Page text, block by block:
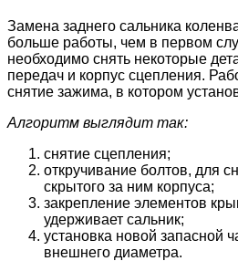
Замена заднего сальника
больше работы, чем в первом
необходимо снять некоторые
передач и корпус сцепления.
снятие зажима, в котором
Алгоритм выглядит так:
снятие сцепления;
откручивание болтов, для
скрытого за ним корпуса;
закрепление элементов
удерживает сальник;
установка новой запасной
внешнего диаметра.